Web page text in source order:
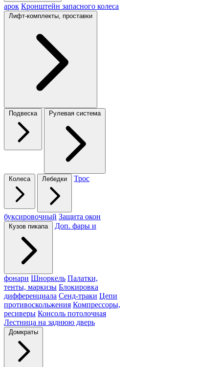
арок Кронштейн запасного колеса
Лифт-комплекты, проставки
Подвеска Рулевая система
Колеса Лебедки Трос
буксировочный Защита окон
Кузов пикапа Доп. фары и
фонари Шноркель Палатки,
тенты, маркизы Блокировка
дифференциала Сенд-траки Цепи
противоскольжения Компрессоры,
ресиверы Консоль потолочная
Лестница на заднюю дверь
Домкраты